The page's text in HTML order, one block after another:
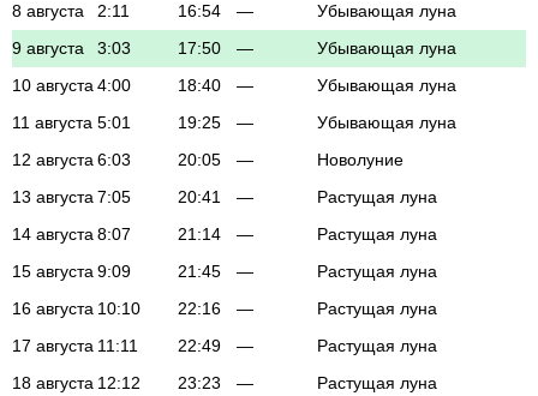
8 августа
2:11 16:54 —
Убывающая луна
9 августа
3:03 17:50 —
Убывающая луна
10 августа 4:00 18:40 —
Убывающая луна
11 августа 5:01 19:25 —
Убывающая луна
12 августа 6:03 20:05 —
Новолуние
13 августа 7:05 20:41 —
Растущая луна
14 августа 8:07 21:14 —
Растущая луна
15 августа 9:09 21:45 —
Растущая луна
16 августа 10:10 22:16 —
Растущая луна
17 августа 11:11 22:49 —
Растущая луна
18 августа 12:12 23:23 —
Растущая луна